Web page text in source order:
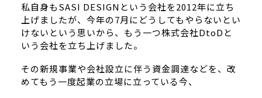
私自身もSASI DESIGNという会社を2012年に立ち
上げましたが、今年の7月にどうしてもやらないとい
けないという思いから、もう一つ株式会社DtoDと
いう会社を立ち上げました。
その新規事業や会社設立に伴う資金調達などを、改
めてもう一度起業の立場に立っている今、